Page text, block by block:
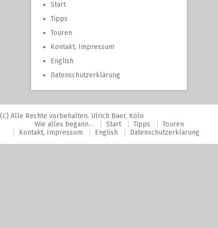
Start
Tipps
Touren
Kontakt, Impressum
English
Datenschutzerklärung
(C) Alle Rechte vorbehalten. Ulrich Baer, Köln
Wie alles begann…
Start Tipps
Touren
Kontakt, Impressum
English Datenschutzerklärung